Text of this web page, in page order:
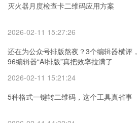
灭火器月度检查卡二维码应用方案
2026-02-11 15:27:26
还在为公众号排版熬夜？3个编辑器横评，
96编辑器“AI排版”真把效率拉满了
2026-02-11 15:21:24
5种格式一键转二维码，这个工具真省事